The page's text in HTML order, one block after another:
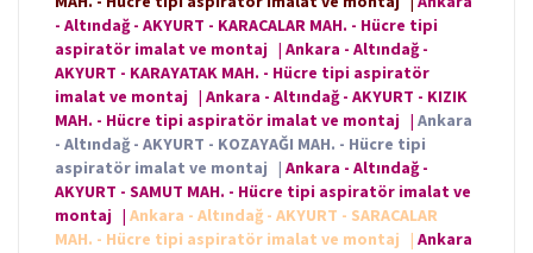
- Altındağ - AKYURT - KARACALAR MAH. - Hücre tipi
aspiratör imalat ve montaj | Ankara - Altındağ -
AKYURT - KARAYATAK MAH. - Hücre tipi aspiratör
imalat ve montaj | Ankara - Altındağ - AKYURT - KIZIK
MAH. - Hücre tipi aspiratör imalat ve montaj | Ankara
- Altındağ - AKYURT - KOZAYAĞI MAH. - Hücre tipi
aspiratör imalat ve montaj | Ankara - Altındağ -
AKYURT - SAMUT MAH. - Hücre tipi aspiratör imalat ve
montaj | Ankara - Altındağ - AKYURT - SARACALAR
MAH. - Hücre tipi aspiratör imalat ve montaj
| Ankara